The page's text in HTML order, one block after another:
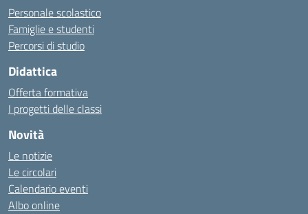
Personale scolastico
Famiglie e studenti
Percorsi di studio
Didattica
Offerta formativa
I progetti delle classi
Novità
Le notizie
Le circolari
Calendario eventi
Albo online